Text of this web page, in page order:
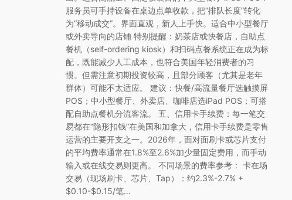
服务员可手持设备在桌边点单收款，把“排队长度”转化
为“移动成交”。界面直观，新人上手快。适合中小型餐厅
或外卖导向的店铺 特别提醒：奶茶店或快餐店，自助点
餐机（self-ordering kiosk）和扫码点餐系统正在成为标
配，既能减少人工成本，也符合美国年轻消费者的习
惯。但需注意初期投资较高，且部分顾客（尤其是老年
群体）可能不太适应。 建议：快餐/高流量餐厅选触摸屏
POS；中小型餐厅、外卖店、咖啡店选iPad POS；可搭
配自助点餐机分流客流。 五、信用卡手续费：每一笔交
易都在“隐形扣钱”在美国和加拿大，信用卡手续费是零售
运营的主要开支之一。2026年，面对面刷卡或芯片支付
的平均费率通常在1.8%至2.6%加少量固定费用，而手动
输入或在线交易则更高。 不同场景的费率参考： 卡在场
交易（现场刷卡、芯片、Tap）：约2.3%-2.7% +
$0.10-$0.15/笔…